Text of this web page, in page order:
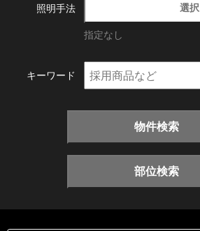
照明手法 選択
指定なし
キーワード
物件検索
部位検索